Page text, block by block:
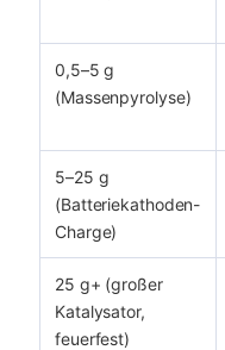
0,5–5 g
(Massenpyrolyse)
5–25 g
(Batteriekathoden-
Charge)
25 g+ (großer
Katalysator,
feuerfest)